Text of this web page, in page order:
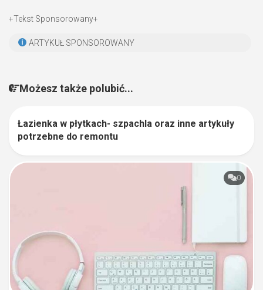
+Tekst Sponsorowany+
ARTYKUŁ SPONSOROWANY
Możesz także polubić...
Łazienka w płytkach- szpachla oraz inne artykuły
potrzebne do remontu
0